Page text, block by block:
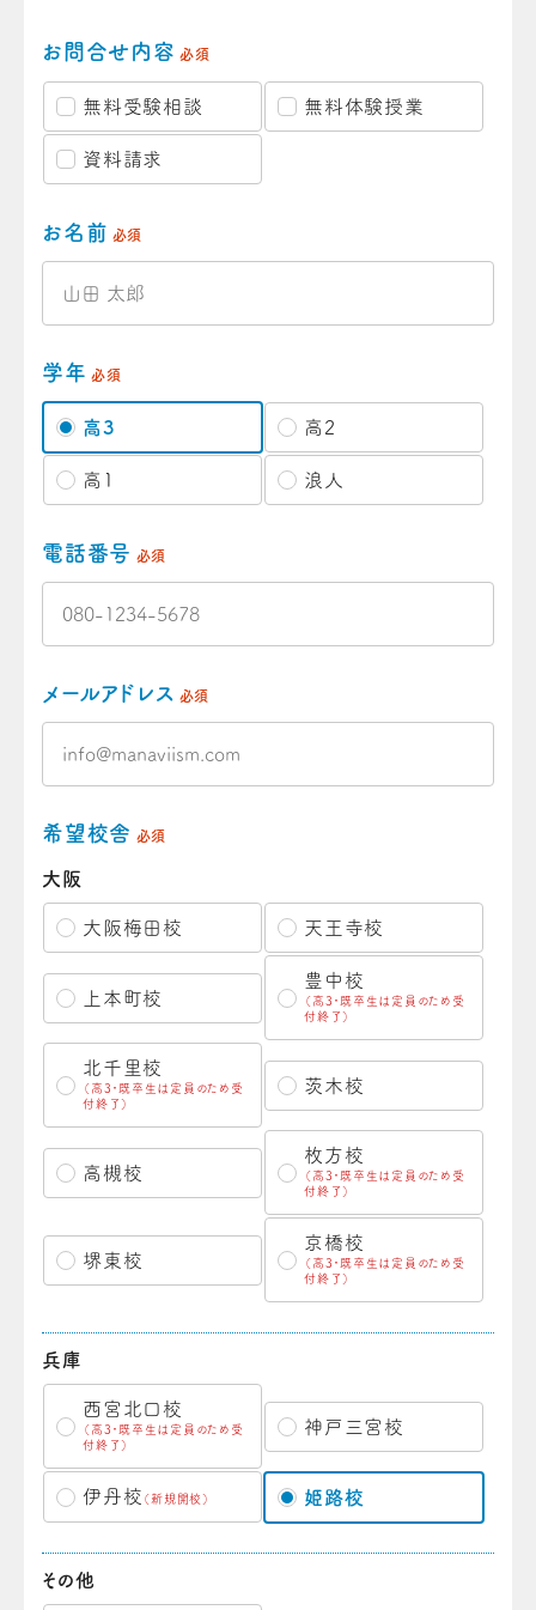
お問合せ内容 必須
無料受験相談 無料体験授業
資料請求
お名前 必須
学年 必須
高3 高2
高1 浪人
電話番号 必須
メールアドレス 必須
希望校舎 必須
大阪
大阪梅田校 天王寺校
上本町校
豊中校
（高3・既卒生は定員のため受
付終了）
北千里校
（高3・既卒生は定員のため受
付終了）
茨木校
高槻校
枚方校
（高3・既卒生は定員のため受
付終了）
堺東校
京橋校
（高3・既卒生は定員のため受
付終了）
兵庫
西宮北口校
（高3・既卒生は定員のため受
付終了）
神戸三宮校
伊丹校 （新規開校） 姫路校
その他